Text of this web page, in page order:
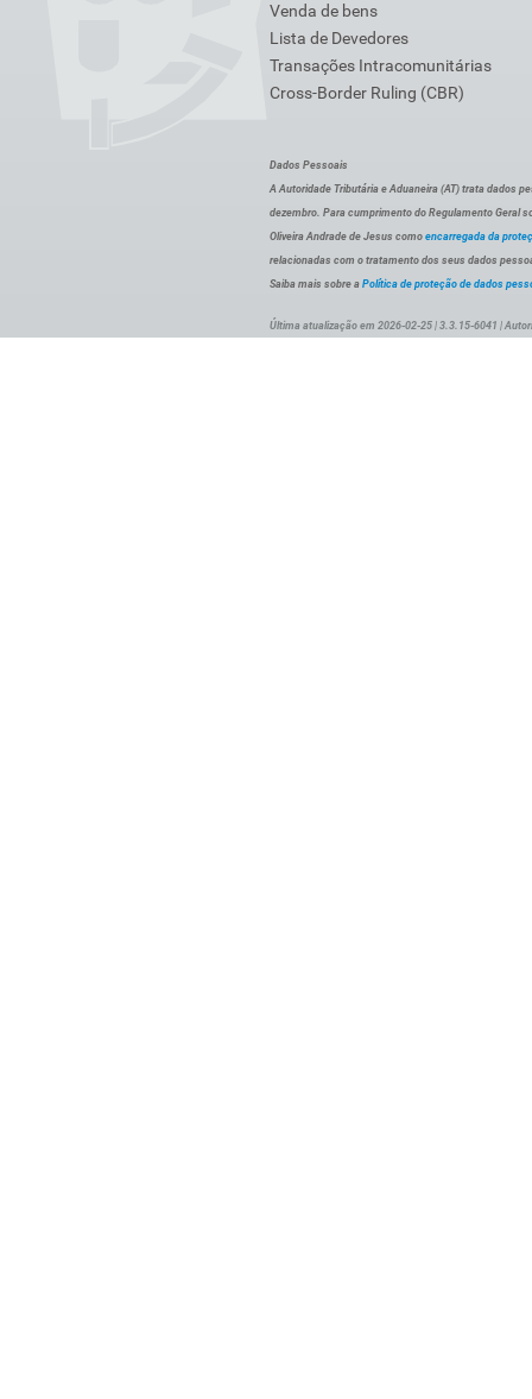
Venda de bens
Lista de Devedores
Transações Intracomunitárias
Cross-Border Ruling (CBR)
Dados Pessoais
A Autoridade Tributária e Aduaneira (AT) trata dados
dezembro. Para cumprimento do Regulamento Geral
Oliveira Andrade de Jesus como encarregada da
relacionadas com o tratamento dos seus dados
Saiba mais sobre a Política de proteção de dados
Última atualização em 2026-02-25 | 3.3.15-6041 |